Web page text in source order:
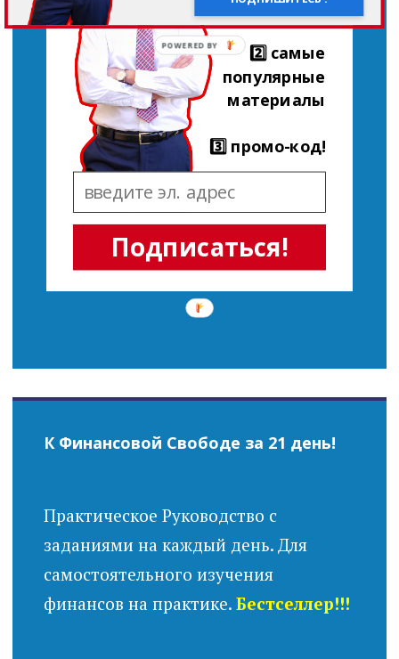
Подписаться!
калькуляторы
2️⃣ самые
популярные
материалы
3️⃣ промо-код!
К Финансовой Свободе за 21 день!
Практическое Руководство с
заданиями на каждый день. Для
самостоятельного изучения
финансов на практике. Бестселлер!!!
POWERED BY